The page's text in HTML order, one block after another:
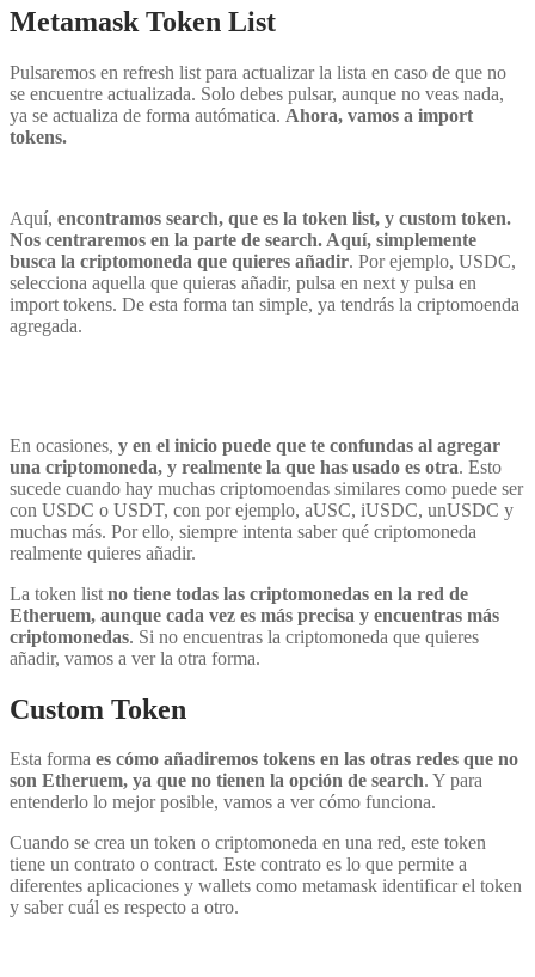
Metamask Token List
Pulsaremos en refresh list para actualizar la lista en caso de que no
se encuentre actualizada. Solo debes pulsar, aunque no veas nada,
ya se actualiza de forma autómatica. Ahora, vamos a import
tokens.
Aquí, encontramos search, que es la token list, y custom token.
Nos centraremos en la parte de search. Aquí, simplemente
busca la criptomoneda que quieres añadir. Por ejemplo, USDC,
selecciona aquella que quieras añadir, pulsa en next y pulsa en
import tokens. De esta forma tan simple, ya tendrás la criptomoenda
agregada.
En ocasiones, y en el inicio puede que te confundas al agregar
una criptomoneda, y realmente la que has usado es otra. Esto
sucede cuando hay muchas criptomoendas similares como puede ser
con USDC o USDT, con por ejemplo, aUSC, iUSDC, unUSDC y
muchas más. Por ello, siempre intenta saber qué criptomoneda
realmente quieres añadir.
La token list no tiene todas las criptomonedas en la red de
Etheruem, aunque cada vez es más precisa y encuentras más
criptomonedas. Si no encuentras la criptomoneda que quieres
añadir, vamos a ver la otra forma.
Custom Token
Esta forma es cómo añadiremos tokens en las otras redes que no
son Etheruem, ya que no tienen la opción de search. Y para
entenderlo lo mejor posible, vamos a ver cómo funciona.
Cuando se crea un token o criptomoneda en una red, este token
tiene un contrato o contract. Este contrato es lo que permite a
diferentes aplicaciones y wallets como metamask identificar el token
y saber cuál es respecto a otro.